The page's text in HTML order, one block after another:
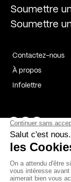
Soumettre
Soumettre
Contactez-nous
À propos
Infolettre
Page Facebook
PagePage